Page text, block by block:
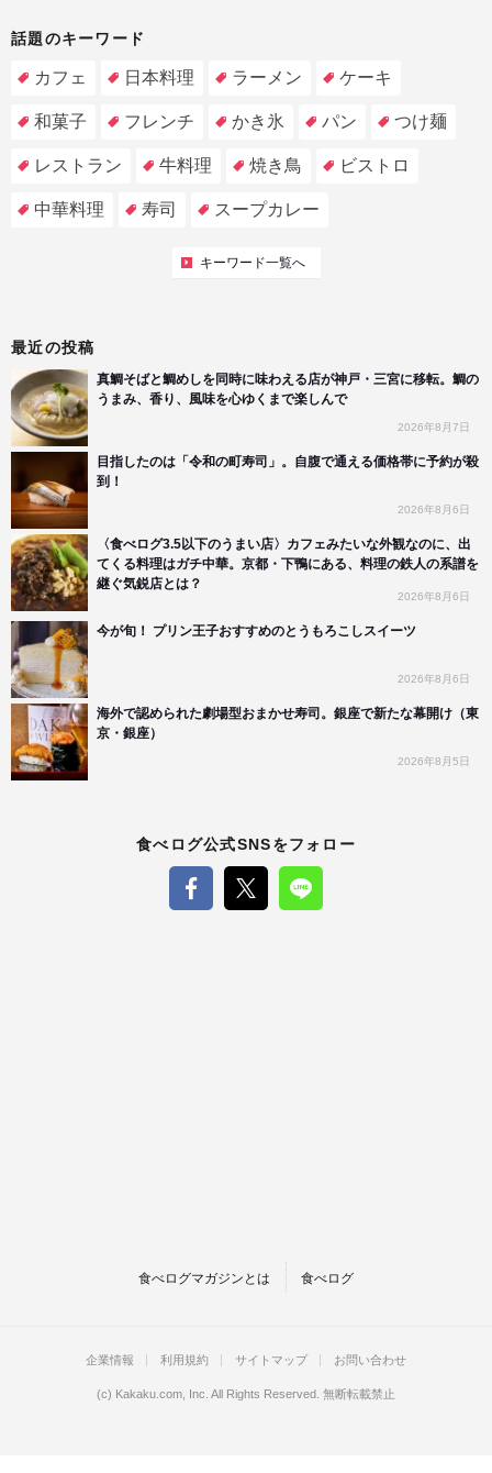
話題のキーワード
カフェ 日本料理 ラーメン ケーキ
和菓子 フレンチ かき氷 パン つけ麺
レストラン 牛料理 焼き鳥 ビストロ
中華料理 寿司 スープカレー
キーワード一覧へ
最近の投稿
真鯛そばと鯛めしを同時に味わえる店が神戸・三宮に移転。鯛の
うまみ、香り、風味を心ゆくまで楽しんで
2026年8月7日
目指したのは「令和の町寿司」。自腹で通える価格帯に予約が殺
到！
2026年8月6日
〈食べログ3.5以下のうまい店〉カフェみたいな外観なのに、出
てくる料理はガチ中華。京都・下鴨にある、料理の鉄人の系譜を
継ぐ気鋭店とは？
2026年8月6日
今が旬！ プリン王子おすすめのとうもろこしスイーツ
2026年8月6日
海外で認められた劇場型おまかせ寿司。銀座で新たな幕開け（東
京・銀座）
2026年8月5日
食べログ公式SNSをフォロー
食べログマガジンとは 食べログ
企業情報 利用規約 サイトマップ お問い合わせ
(c) Kakaku.com, Inc. All Rights Reserved. 無断転載禁止